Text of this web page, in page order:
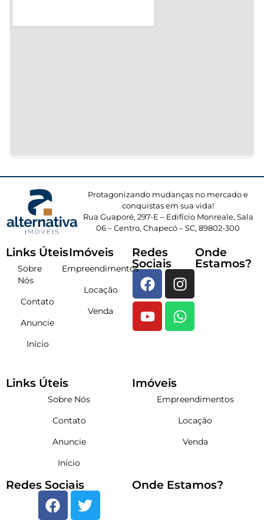
Protagonizando mudanças no mercado e
conquistas em sua vida!
Rua Guaporé, 297-E – Edifício Monreale, Sala
06 – Centro, Chapecó – SC, 89802-300
Links Úteis
Sobre
Nós
Contato
Anuncie
Início
Imóveis
Empreendimentos
Locação
Venda
Redes
Sociais
Onde
Estamos?
Links Úteis
Sobre Nós
Contato
Anuncie
Início
Imóveis
Empreendimentos
Locação
Venda
Redes Sociais Onde Estamos?